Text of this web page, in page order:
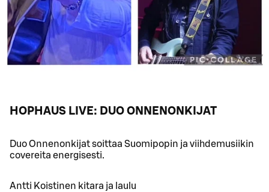
HOPHAUS LIVE: DUO ONNENONKIJAT
Duo Onnenonkijat soittaa Suomipopin ja viihdemusiikin
covereita energisesti.
Antti Koistinen kitara ja laulu